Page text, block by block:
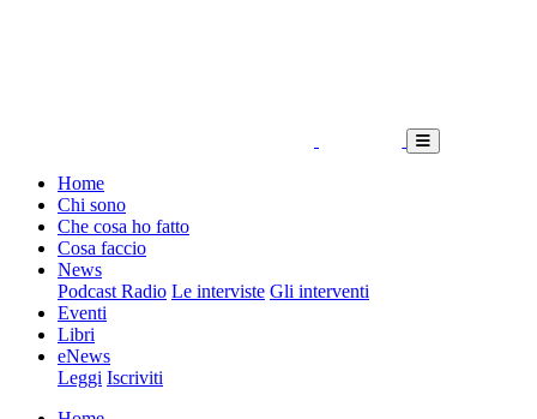
Home
Chi sono
Che cosa ho fatto
Cosa faccio
News
Podcast Radio Le interviste Gli interventi
Eventi
Libri
eNews
Leggi Iscriviti